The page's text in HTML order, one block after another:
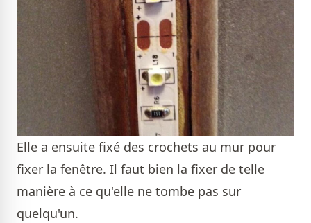
Elle a ensuite fixé des crochets au mur pour
fixer la fenêtre. Il faut bien la fixer de telle
manière à ce qu'elle ne tombe pas sur
quelqu'un.